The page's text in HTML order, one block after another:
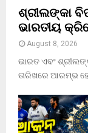
ଶ୍ରୀଲଙ୍କା
ଭାରତୀୟ
August 8, 2026
ଭାରତ ଏବଂ
ତାରିଖରେ ଆରମ୍ଭ